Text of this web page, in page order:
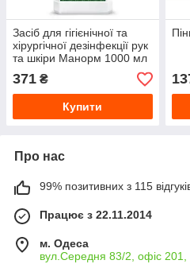
Засіб для гігієнічної та
хірургічної дезінфекції рук
та шкіри Манорм 1000 мл
371 ₴
Купити
Про нас
99% позитивних з 115
Працює з 22.11.2014
м. Одеса
вул.Середня 83/2, офіс 201,